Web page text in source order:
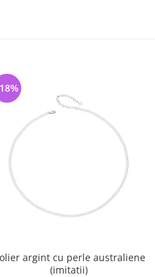
argint cu perle australiene
(imitatii)